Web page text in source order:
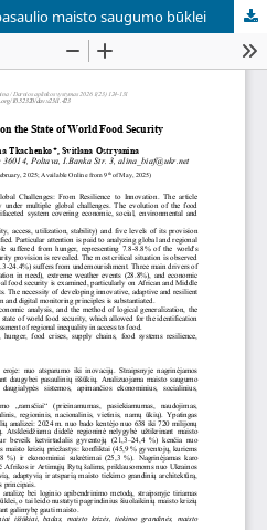
maisto saugumo būklei